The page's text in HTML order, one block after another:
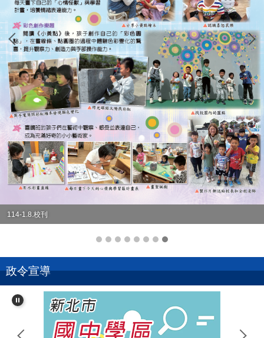
校外人士協助教學專區
濂洞國小70週年校慶
114-1.8.校刊
政令宣導